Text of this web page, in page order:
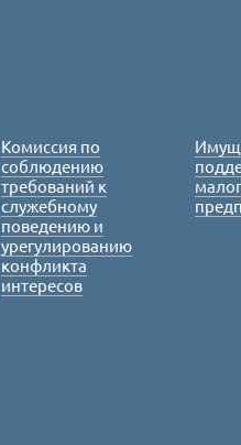
Комиссия по
соблюдению
требований к
служебному
поведению и
урегулированию
конфликта
интересов